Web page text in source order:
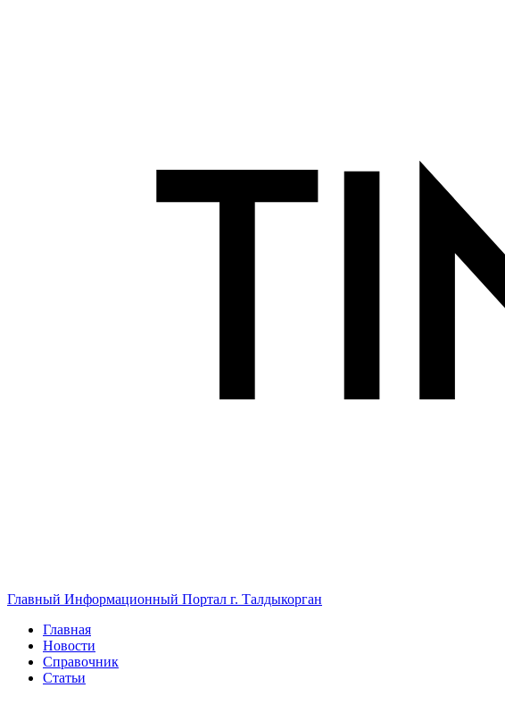
Главный Информационный Портал г. Талдыкорган
Главная
Новости
Справочник
Статьи